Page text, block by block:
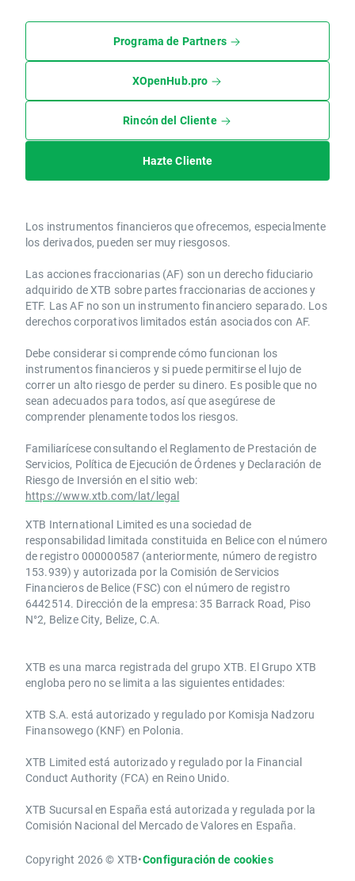
Programa de Partners
XOpenHub.pro
Rincón del Cliente
Hazte Cliente
Los instrumentos financieros que ofrecemos, especialmente
los derivados, pueden ser muy riesgosos.
Las acciones fraccionarias (AF) son un derecho fiduciario
adquirido de XTB sobre partes fraccionarias de acciones y
ETF. Las AF no son un instrumento financiero separado. Los
derechos corporativos limitados están asociados con AF.
Debe considerar si comprende cómo funcionan los
instrumentos financieros y si puede permitirse el lujo de
correr un alto riesgo de perder su dinero. Es posible que no
sean adecuados para todos, así que asegúrese de
comprender plenamente todos los riesgos.
Familiarícese consultando el Reglamento de Prestación de
Servicios, Política de Ejecución de Órdenes y Declaración de
Riesgo de Inversión en el sitio web:
https://www.xtb.com/lat/legal
XTB International Limited es una sociedad de
responsabilidad limitada constituida en Belice con el número
de registro 000000587 (anteriormente, número de registro
153.939) y autorizada por la Comisión de Servicios
Financieros de Belice (FSC) con el número de registro
6442514. Dirección de la empresa: 35 Barrack Road, Piso
N°2, Belize City, Belize, C.A.
​​XTB es una marca registrada del grupo XTB. El Grupo XTB
engloba pero no se limita a las siguientes entidades:
XTB S.A.​ está autorizado y regulado por Komisja Nadzoru
Finansowego (KNF) ​en Polonia.
XTB Limited ​está autorizado y regulado por la ​Financial
Conduct Authority ​(FCA) en ​​Reino Unido.
XTB Sucursal en España está autorizada y regulada por la
Comisión Nacional del Mercado de Valores en España.
Copyright 2026 © XTB•Configuración de cookies